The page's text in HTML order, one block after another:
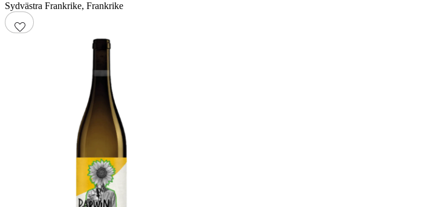
Sydvästra Frankrike, Frankrike